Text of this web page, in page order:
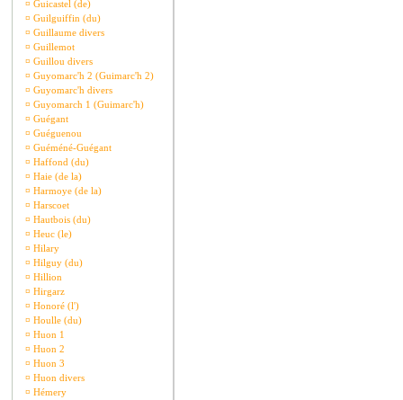
¤ Guicastel (de)
¤ Guilguiffin (du)
¤ Guillaume divers
¤ Guillemot
¤ Guillou divers
¤ Guyomarc'h 2 (Guimarc'h 2)
¤ Guyomarc'h divers
¤ Guyomarch 1 (Guimarc'h)
¤ Guégant
¤ Guéguenou
¤ Guéméné-Guégant
¤ Haffond (du)
¤ Haie (de la)
¤ Harmoye (de la)
¤ Harscoet
¤ Hautbois (du)
¤ Heuc (le)
¤ Hilary
¤ Hilguy (du)
¤ Hillion
¤ Hirgarz
¤ Honoré (l')
¤ Houlle (du)
¤ Huon 1
¤ Huon 2
¤ Huon 3
¤ Huon divers
¤ Hémery